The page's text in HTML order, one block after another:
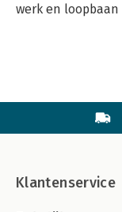
werk en loopbaan
Klantenservice